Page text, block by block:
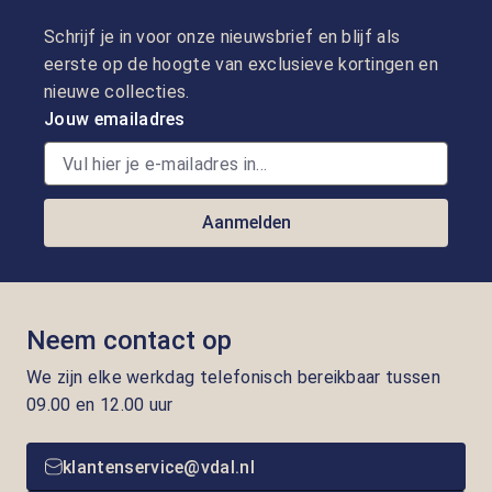
Schrijf je in voor onze nieuwsbrief en blijf als
eerste op de hoogte van exclusieve kortingen en
nieuwe collecties.
Jouw emailadres
Aanmelden
Neem contact op
We zijn elke werkdag telefonisch bereikbaar tussen
09.00 en 12.00 uur
klantenservice@vdal.nl